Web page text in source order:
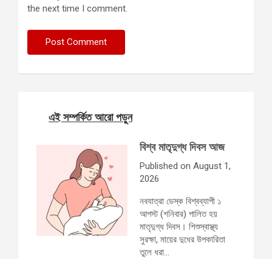
the next time I comment.
এই সম্পর্কিত আরো পড়ুন
বিশ্ব মাতৃদুগ্ধ দিবস আজ
Published on August 1,
2026
নবযাত্রা ডেস্ক বিশ্বব্যাপী ১
আগস্ট (শনিবার) পালিত হয়
মাতৃদুগ্ধ দিবস। শিশুস্বাস্থ্য
সুরক্ষা, মায়ের দুধের উপকারিতা
তুলে ধরা…